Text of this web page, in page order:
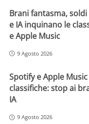
Brani fantasma,
e IA inquinano le
e Apple Music
9 Agosto 2026
Spotify e Apple
classifiche: stop ai
IA
9 Agosto 2026